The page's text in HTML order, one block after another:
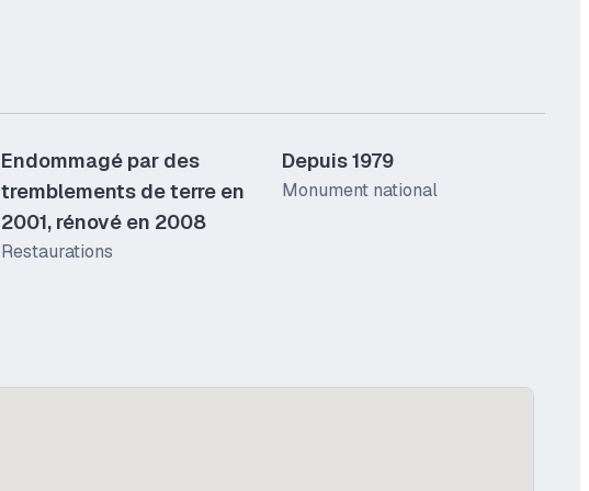
Endommagé par des
tremblements de terre en
2001, rénové en 2008
Restaurations
Depuis 1979
Monument national